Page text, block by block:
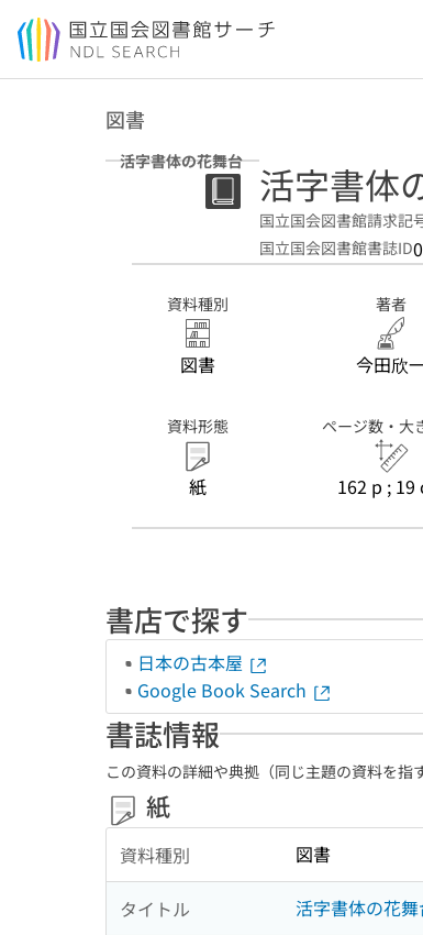
本文へ移動
図書
活字書体の花舞台 活字書体
国立国会図書館請求記
国立国会図書館書誌ID
資料種別
図書
著者
今田欣
資料形態
紙
ページ数・大
162 p ; 19
書店で探す
日本の古本屋
Google Book Search
書誌情報
この資料の詳細や典拠（同じ主題の資料を指
紙
資料種別 図書
タイトル 活字書体の花舞